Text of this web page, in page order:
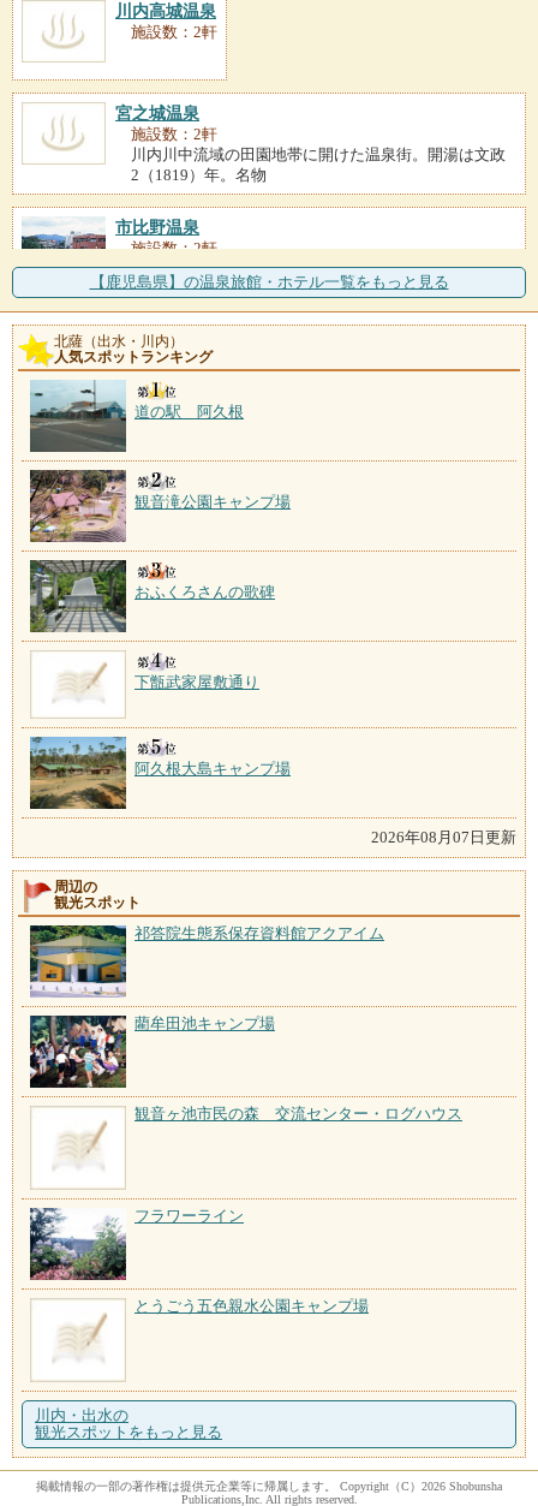
川内高城温泉
施設数：2軒
宮之城温泉
施設数：2軒
川内川中流域の田園地帯に開けた温泉街。開湯は文政
2（1819）年。名物
市比野温泉
施設数：2軒
開湯は寛文2（1662）年、薩摩藩主島津光久が「天下
の名湯」との御墨つ
【鹿児島県】の温泉旅館・ホテル一覧をもっと見る
北薩（出水・川内）
人気スポットランキング
道の駅 阿久根
観音滝公園キャンプ場
おふくろさんの歌碑
下甑武家屋敷通り
阿久根大島キャンプ場
2026年08月07日更新
周辺の
観光スポット
祁答院生態系保存資料館アクアイム
藺牟田池キャンプ場
観音ヶ池市民の森 交流センター・ログハウス
フラワーライン
とうごう五色親水公園キャンプ場
川内・出水の
観光スポットをもっと見る
掲載情報の一部の著作権は提供元企業等に帰属します。 Copyright（C）2026 Shobunsha
Publications,Inc. All rights reserved.